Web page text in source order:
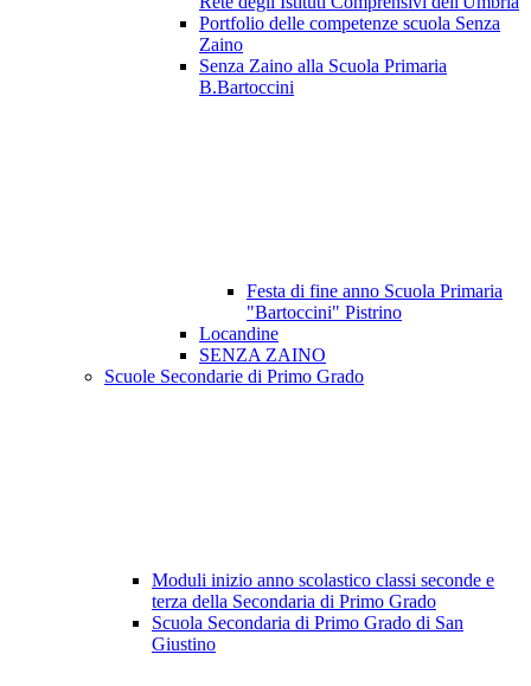
Portfolio delle competenze scuola Senza
Zaino
Senza Zaino alla Scuola Primaria
B.Bartoccini
Festa di fine anno Scuola Primaria
"Bartoccini" Pistrino
Locandine
SENZA ZAINO
Scuole Secondarie di Primo Grado
Moduli inizio anno scolastico classi seconde e
terza della Secondaria di Primo Grado
Scuola Secondaria di Primo Grado di San
Giustino